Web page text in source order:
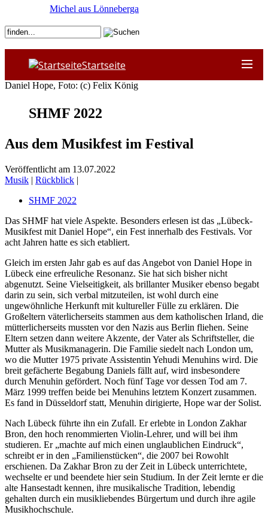
Startseite
Daniel Hope, Foto: (c) Felix König
SHMF 2022
Aus dem Musikfest im Festival
Veröffentlicht am 13.07.2022
Musik | Rückblick |
SHMF 2022
Das SHMF hat viele Aspekte. Besonders erlesen ist das „Lübeck-
Musikfest mit Daniel Hope“, ein Fest innerhalb des Festivals. Vor
acht Jahren hatte es sich etabliert.
Gleich im ersten Jahr gab es auf das Angebot von Daniel Hope in
Lübeck eine erfreuliche Resonanz. Sie hat sich bisher nicht
abgenutzt. Seine Vielseitigkeit, als brillanter Musiker ebenso begabt
darin zu sein, sich verbal mitzuteilen, ist wohl durch eine
ungewöhnliche Herkunft mit kultureller Fülle zu erklären. Die
Großeltern väterlicherseits stammen aus dem katholischen Irland, die
mütterlicherseits mussten vor den Nazis aus Berlin fliehen. Seine
Eltern setzen dann weitere Akzente, der Vater als Schriftsteller, die
Mutter als Musikmanagerin. Die Familie siedelt nach London um,
wo die Mutter 1975 private Assistentin Yehudi Menuhins wird. Die
breit gefächerte Begabung Daniels fällt auf, wird insbesondere
durch Menuhin gefördert. Noch fünf Tage vor dessen Tod am 7.
März 1999 treffen beide bei Menuhins letztem Konzert zusammen.
Es fand in Düsseldorf statt, Menuhin dirigierte, Hope war der Solist.
Nach Lübeck führte ihn ein Zufall. Er erlebte in London Zakhar
Bron, den hoch renommierten Violin-Lehrer, und will bei ihm
studieren. Er „machte auf mich einen unglaublichen Eindruck“,
schreibt er in den „Familienstücken“, die 2007 bei Rowohlt
erschienen. Da Zakhar Bron zu der Zeit in Lübeck unterrichtete,
wechselte er und beendete hier sein Studium. In der Zeit lernte er die
alte Hansestadt kennen, ihre musikalische Tradition, lebendig
gehalten durch ein musikliebendes Bürgertum und durch ihre agile
Musikhochschule.
Michel aus Lönneberga